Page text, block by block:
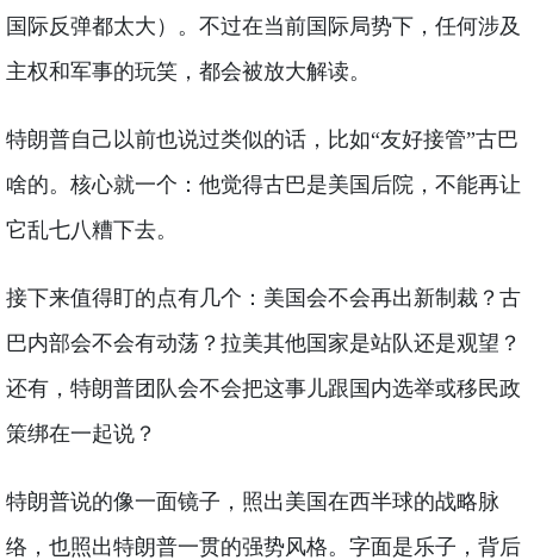
国际反弹都太大）。不过在当前国际局势下，任何涉及
主权和军事的玩笑，都会被放大解读。
特朗普自己以前也说过类似的话，比如“友好接管”古巴
啥的。核心就一个：他觉得古巴是美国后院，不能再让
它乱七八糟下去。
接下来值得盯的点有几个：美国会不会再出新制裁？古
巴内部会不会有动荡？拉美其他国家是站队还是观望？
还有，特朗普团队会不会把这事儿跟国内选举或移民政
策绑在一起说？
特朗普说的像一面镜子，照出美国在西半球的战略脉
络，也照出特朗普一贯的强势风格。字面是乐子，背后